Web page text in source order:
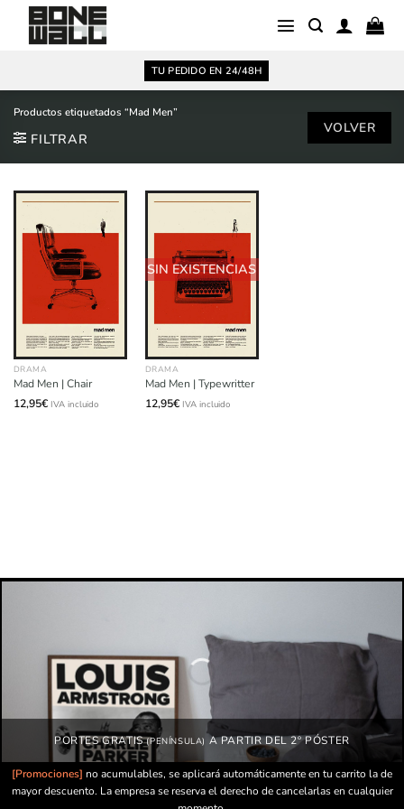
Saltar
contenido
TU PEDIDO EN 24/48H
Productos etiquetados “Mad Men”
FILTRAR
DRAMA
Mad Men | Chair
12,95€ IVA incluido
SIN EXISTENCIAS
DRAMA
Mad Men | Typewritter
12,95€ IVA incluido
PORTES GRATIS(PENÍNSULA) A PARTIR DEL 2º PÓSTER
[Promociones] no acumulables, se aplicará automáticamente en tu carrito la de
mayor descuento. La empresa se reserva el derecho de cancelarlas en cualquier